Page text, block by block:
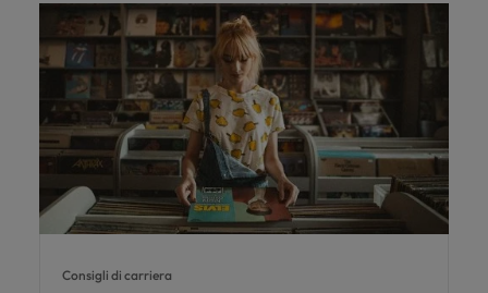
Consigli di carriera